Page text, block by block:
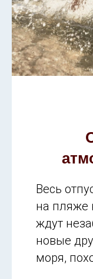
Весь
на пляже
ждут
новые
моря,